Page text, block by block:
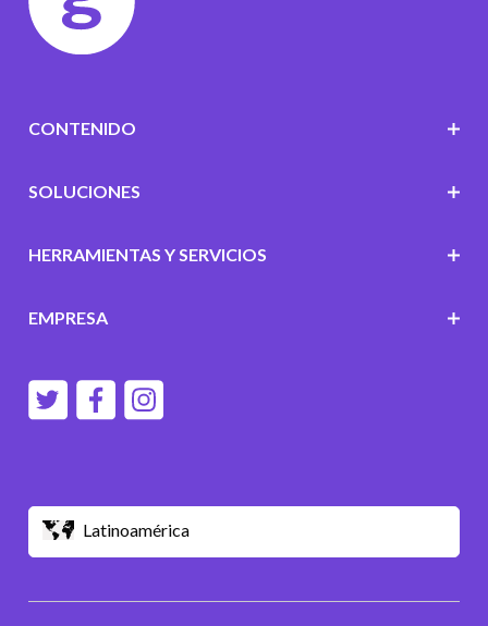
Latinoamérica
CONTENIDO
SOLUCIONES
HERRAMIENTAS Y SERVICIOS
EMPRESA